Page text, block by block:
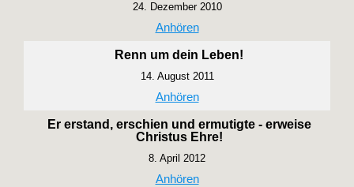
24. Dezember 2010
Anhören
Renn um dein Leben!
14. August 2011
Anhören
Er erstand, erschien und ermutigte - erweise
Christus Ehre!
8. April 2012
Anhören